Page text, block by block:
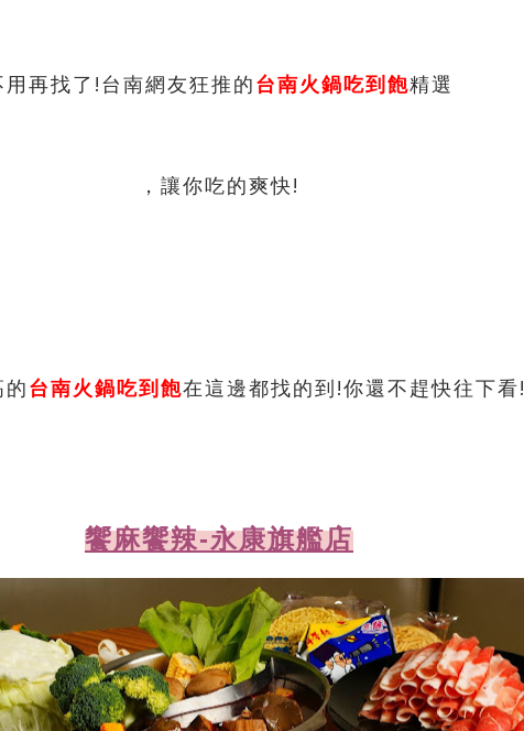
用再找了!台南網友狂推的台南火鍋吃到飽精選
，讓你吃的爽快!
台南火鍋吃到飽在這邊都找的到!你還不趕快往下看!
饗麻饗辣-永康旗艦店